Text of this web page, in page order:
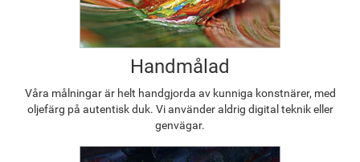
Handmålad
Våra målningar är helt handgjorda av kunniga konstnärer, med
oljefärg på autentisk duk. Vi använder aldrig digital teknik eller
genvägar.